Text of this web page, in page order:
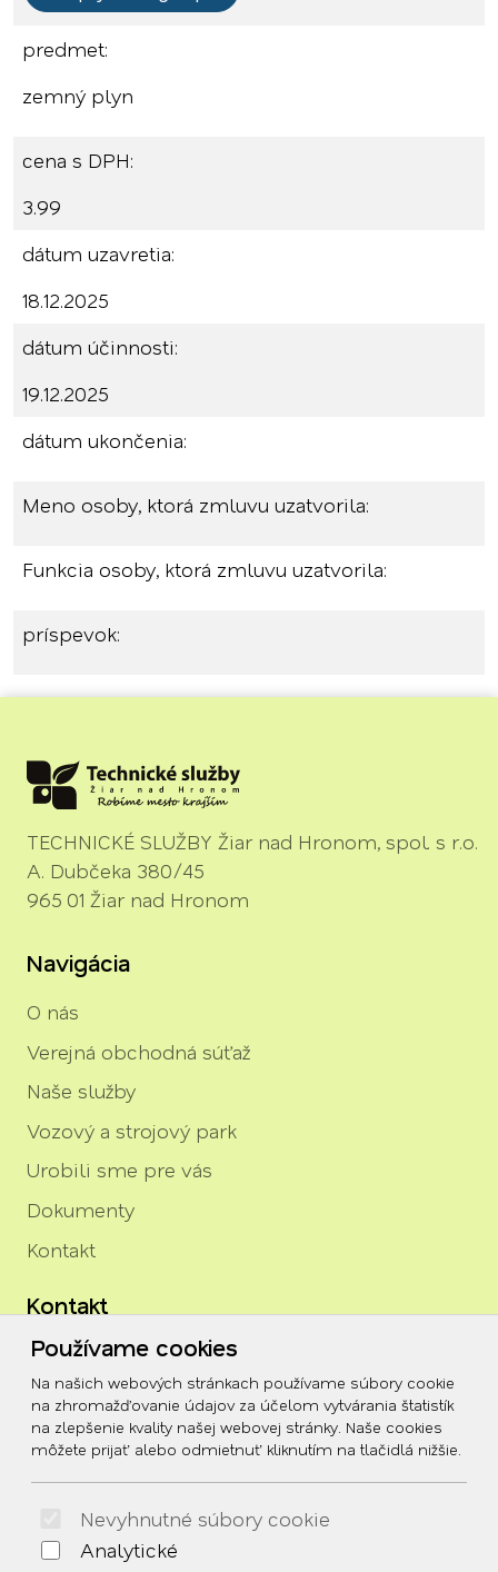
predmet:
zemný plyn
cena s DPH:
3.99
dátum uzavretia:
18.12.2025
dátum účinnosti:
19.12.2025
dátum ukončenia:
Meno osoby, ktorá zmluvu uzatvorila:
Funkcia osoby, ktorá zmluvu uzatvorila:
príspevok:
Používame cookies
Na našich webových stránkach používame súbory cookie
na zhromažďovanie údajov za účelom vytvárania štatistík
na zlepšenie kvality našej webovej stránky. Naše cookies
môžete prijať alebo odmietnuť kliknutím na tlačidlá nižšie.
Nevyhnutné súbory cookie
Analytické
TECHNICKÉ SLUŽBY Žiar nad Hronom, spol. s r.o.
A. Dubčeka 380/45
965 01 Žiar nad Hronom
Navigácia
O nás
Verejná obchodná súťaž
Naše služby
Vozový a strojový park
Urobili sme pre vás
Dokumenty
Kontakt
Kontakt
igor.rozenberg@tszh.eu
045/678 70 10
045/678 70 11
Social
Facebook